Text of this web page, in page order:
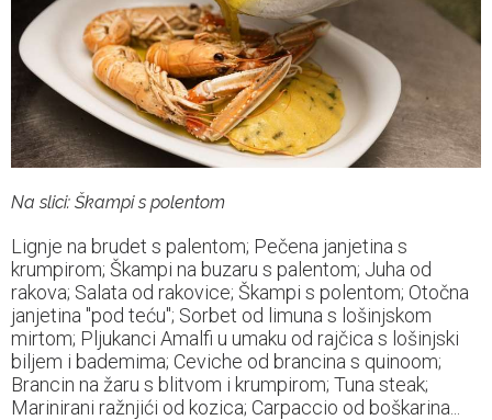
Na slici: Škampi s polentom
Lignje na brudet s palentom; Pečena janjetina s
krumpirom; Škampi na buzaru s palentom; Juha od
rakova; Salata od rakovice; Škampi s polentom; Otočna
janjetina "pod teću"; Sorbet od limuna s lošinjskom
mirtom; Pljukanci Amalfi u umaku od rajčica s lošinjski
biljem i bademima; Ceviche od brancina s quinoom;
Brancin na žaru s blitvom i krumpirom; Tuna steak;
Marinirani ražnjići od kozica; Carpaccio od boškarina...